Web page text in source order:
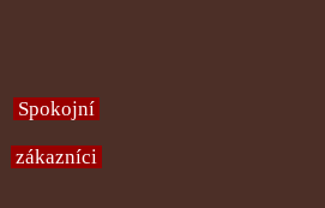
Spokojní
zákazníci